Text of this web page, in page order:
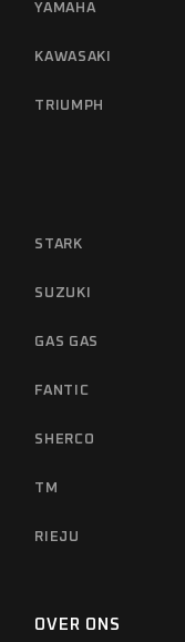
YAMAHA
KAWASAKI
TRIUMPH
STARK
SUZUKI
GAS GAS
FANTIC
SHERCO
TM
RIEJU
OVER ONS